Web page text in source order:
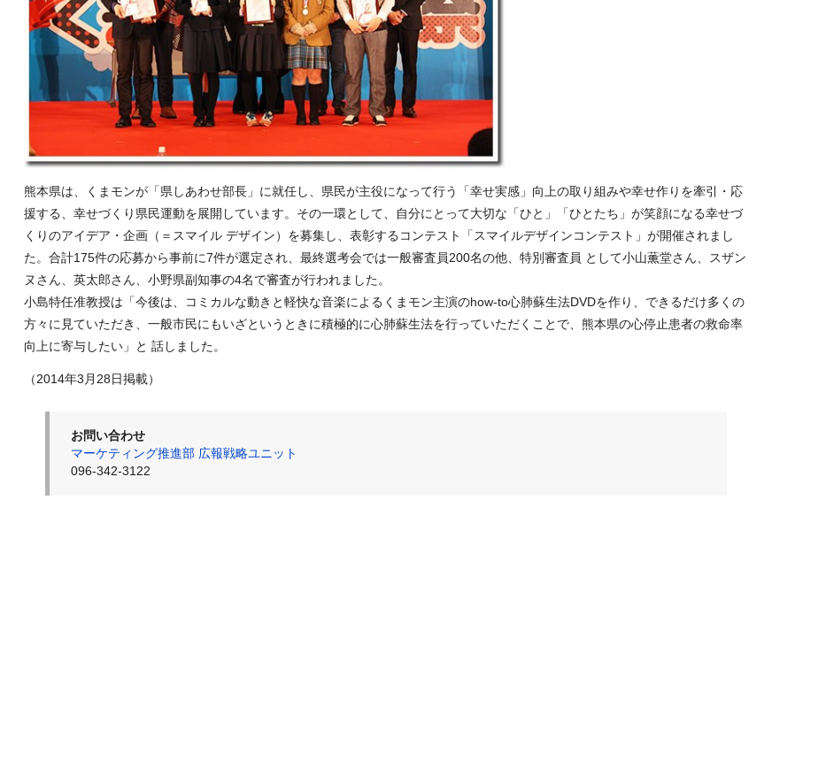
熊本県は、くまモンが「県しあわせ部長」に就任し、県民が主役になって行う「幸せ実感」向上の取り組みや幸せ作りを牽引・応
援する、幸せづくり県民運動を展開しています。その一環として、自分にとって大切な「ひと」「ひとたち」が笑顔になる幸せづ
くりのアイデア・企画（＝スマイル デザイン）を募集し、表彰するコンテスト「スマイルデザインコンテスト」が開催されまし
た。合計175件の応募から事前に7件が選定され、最終選考会では一般審査員200名の他、特別審査員 として小山薫堂さん、スザン
ヌさん、英太郎さん、小野県副知事の4名で審査が行われました。
小島特任准教授は「今後は、コミカルな動きと軽快な音楽によるくまモン主演のhow-to心肺蘇生法DVDを作り、できるだけ多くの
方々に見ていただき、一般市民にもいざというときに積極的に心肺蘇生法を行っていただくことで、熊本県の心停止患者の救命率
向上に寄与したい」と 話しました。
（2014年3月28日掲載）
お問い合わせ
マーケティング推進部 広報戦略ユニット
096-342-3122